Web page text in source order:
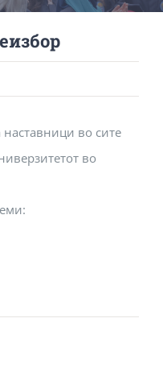
во сите
во